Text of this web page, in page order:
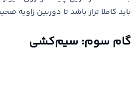
باید کاملا تراز باشد تا دوربین زاویه
گام سوم: سیم‌کشی